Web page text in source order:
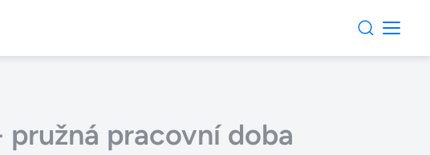
pracovní doba